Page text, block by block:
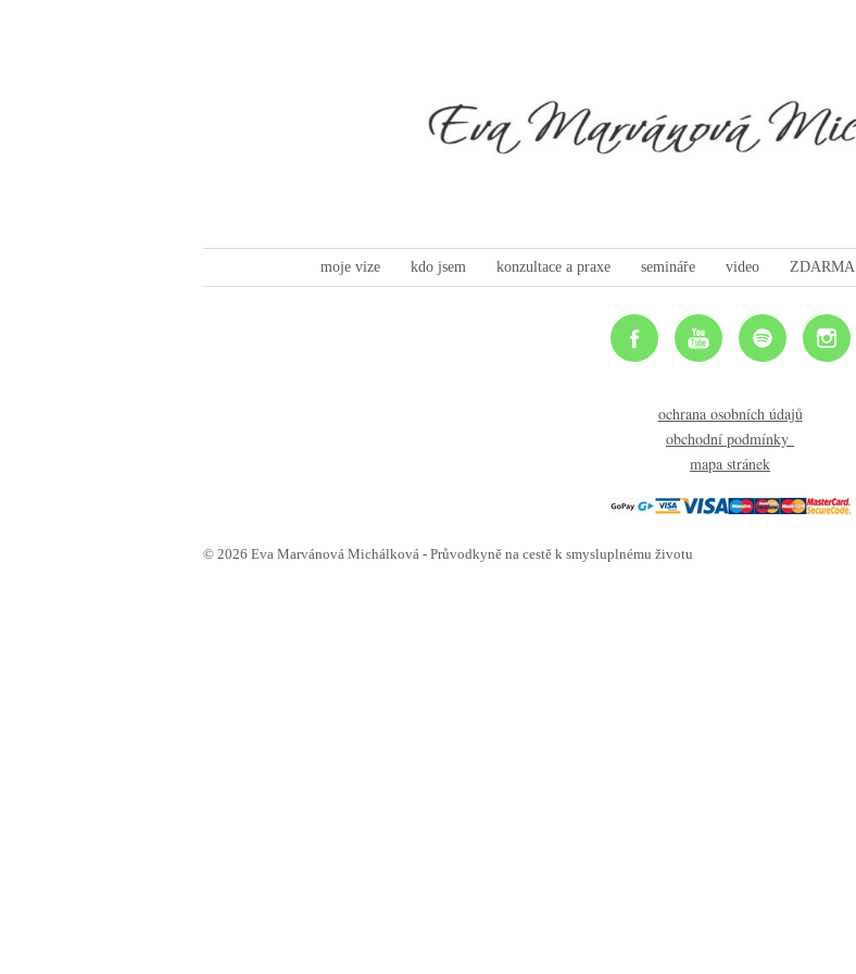
moje vize kdo jsem konzultace a praxe semináře video ZDARMA
ochrana osobních údajů
obchodní podmínky
mapa stránek
© 2026 Eva Marvánová Michálková - Průvodkyně na cestě k smysluplnému životu